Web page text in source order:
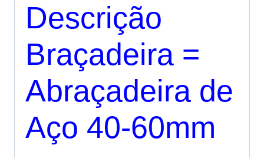
Descrição
Braçadeira =
Abraçadeira de
Aço 40-60mm